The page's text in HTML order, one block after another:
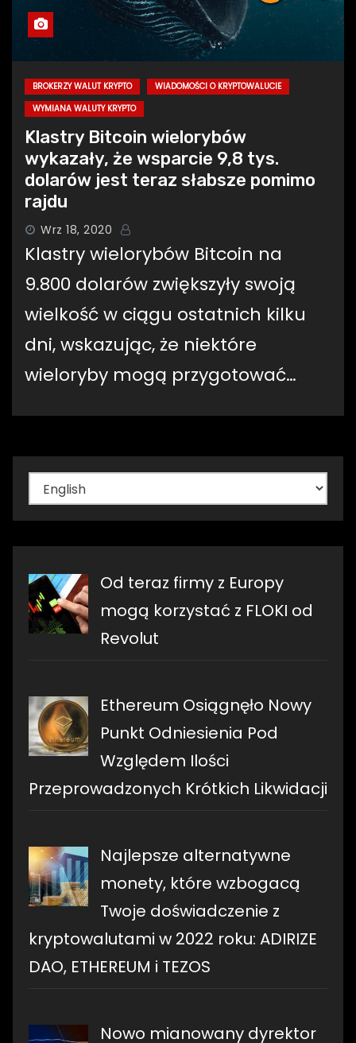
BROKERZY WALUT KRYPTO
WIADOMOŚCI O KRYPTOWALUCIE
WYMIANA WALUTY KRYPTO
Klastry Bitcoin wielorybów
wykazały, że wsparcie 9,8 tys.
dolarów jest teraz słabsze pomimo
rajdu
Wrz 18, 2020
Klastry wielorybów Bitcoin na
9.800 dolarów zwiększyły swoją
wielkość w ciągu ostatnich kilku
dni, wskazując, że niektóre
wieloryby mogą przygotować…
Wybierz
język
Od teraz firmy z Europy
mogą korzystać z FLOKI od
Revolut
Ethereum Osiągnęło Nowy
Punkt Odniesienia Pod
Względem Ilości
Przeprowadzonych Krótkich Likwidacji
Najlepsze alternatywne
monety, które wzbogacą
Twoje doświadczenie z
kryptowalutami w 2022 roku: ADIRIZE
DAO, ETHEREUM i TEZOS
Nowo mianowany dyrektor